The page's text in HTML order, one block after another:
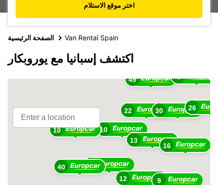
اختر موقع الاستلام
الصفحة الرئيسية Van Rental Spain
اكتشف إسبانيا مع يوروبكار
23
40
12
10
13
10
9
22
16
30
49
26
4